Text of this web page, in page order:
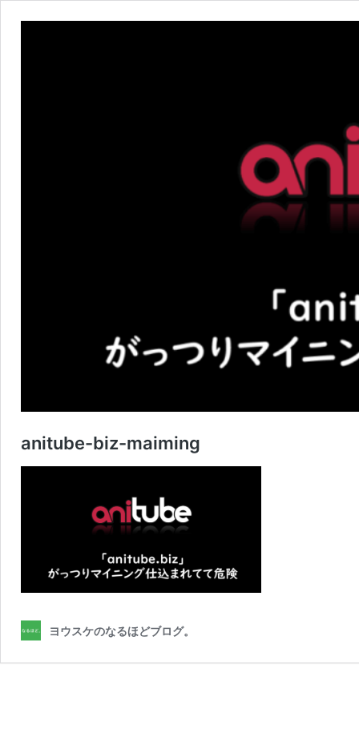
anitube-biz-maiming
ヨウスケのなるほどブログ。